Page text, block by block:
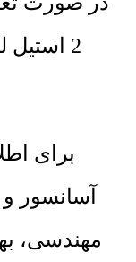
2
برای
آسانسور
مهندسی،